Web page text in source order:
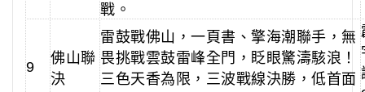
戰。
9
佛山聯
決
雷鼓戰佛山，一頁書、擎海潮聯手，無
畏挑戰雲鼓雷峰全門，眨眼驚濤駭浪！
三色天香為限，三波戰線決勝，低首面